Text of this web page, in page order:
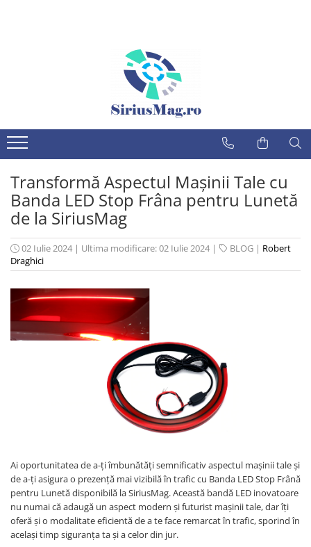
Citroen
Dacia
Fiat
Ford
Honda
Hyundai
Jaguar
Jeep
Land Rover
Mazda
Peugeot
Porsche
Renault
Saab
Semnalizatoare led
Proiectoare LED
Lampi perimetru
Alte accesorii led
Xenon auto
Becuri faza scurta/faza lunga
Lampi iluminare numar
Inmatriculare cu led
Multimedia
Piese interior
Butoane
Manson schimbator viteze
Accesorii
Senzori parcare dedicati
Grile aerisire
Camere video auto
Capace oglinzi
Transformă Aspectul Mașinii Tale cu
Banda LED Stop Frâna pentru Lunetă
de la SiriusMag
02 Iulie 2024 | Ultima modificare: 02 Iulie 2024 | BLOG | Robert
Draghici
Ai oportunitatea de a-ți îmbunătăți semnificativ aspectul mașinii tale și
de a-ți asigura o prezență mai vizibilă în trafic cu Banda LED Stop Frână
pentru Lunetă disponibilă la SiriusMag. Această bandă LED inovatoare
nu numai că adaugă un aspect modern și futurist mașinii tale, dar îți
oferă și o modalitate eficientă de a te face remarcat în trafic, sporind în
același timp siguranța ta și a celor din jur.